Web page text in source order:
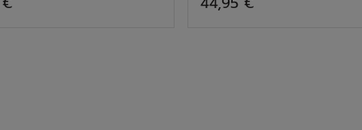
6
étoiles.
sur